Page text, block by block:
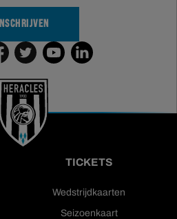
INSCHRIJVEN
TICKETS
Wedstrijdkaarten
Seizoenkaart